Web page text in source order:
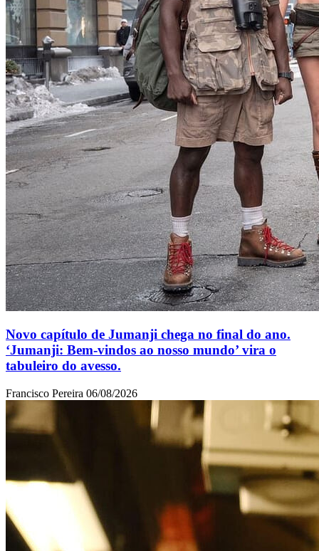
Novo capítulo de Jumanji chega no final do ano.
‘Jumanji: Bem-vindos ao nosso mundo’ vira o
tabuleiro do avesso.
Francisco Pereira 06/08/2026